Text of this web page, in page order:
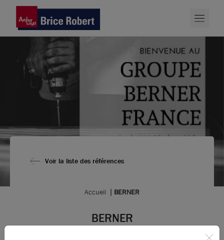
Voir la liste des références
Accueil BERNER
BERNER